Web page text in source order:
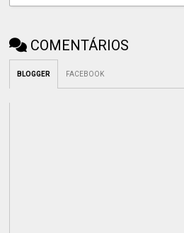
COMENTÁRIOS
BLOGGER FACEBOOK